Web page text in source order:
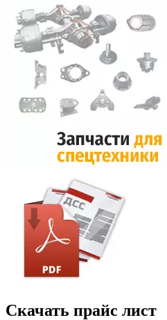
Скачать прайс лист